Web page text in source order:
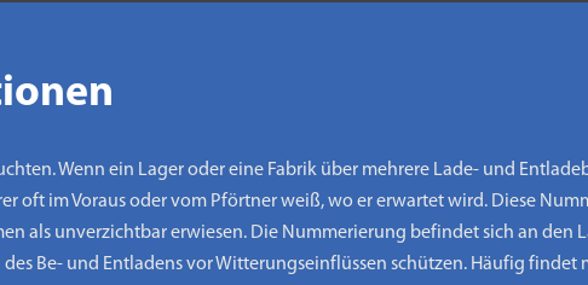
Wenn ein Lager oder eine Fabrik über mehrere Lade- und
oft im Voraus oder vom Pförtner weiß, wo er erwartet wird. Diese
als unverzichtbar erwiesen. Die Nummerierung befindet sich an den
Be- und Entladens vor Witterungseinflüssen schützen. Häufig